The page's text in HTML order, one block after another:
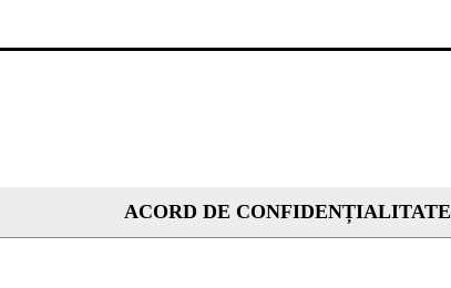
ACORD DE CONFIDENȚIALITATE